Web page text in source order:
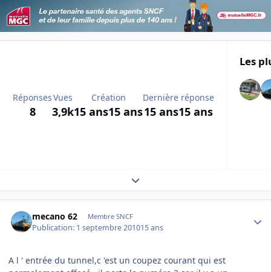
Réponses
8
Vues
3,9k
Création
15 ans15 ans
Dernière réponse
15 ans15 ans
Les
Expand topic overview
mecano 62 Membre SNCF
Publication: 1 septembre 201015 ans
A l ' entrée du tunnel,c 'est un coupez courant qui est